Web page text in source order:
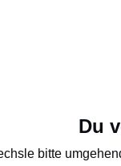
Du
bitte